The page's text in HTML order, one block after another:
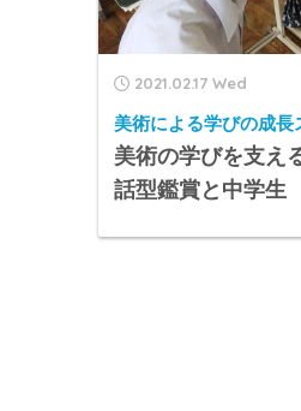
2021.02.17 Wed
美術による学びの成長
美術の学びを支え
話型鑑賞と中学生